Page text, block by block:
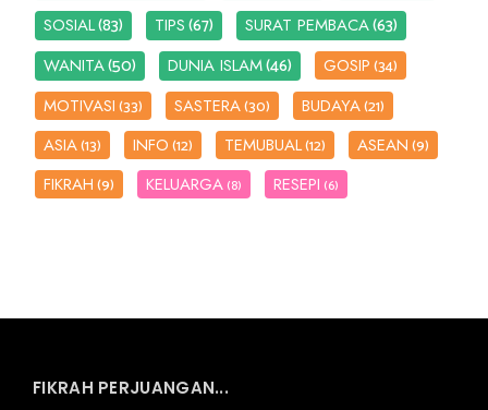
SOSIAL(83) TIPS(67) SURAT PEMBACA(63)
WANITA(50) DUNIA ISLAM(46) GOSIP(34)
MOTIVASI(33) SASTERA(30) BUDAYA(21)
ASIA(13) INFO(12) TEMUBUAL(12) ASEAN(9)
FIKRAH(9) KELUARGA (8) RESEPI (6)
FIKRAH PERJUANGAN...